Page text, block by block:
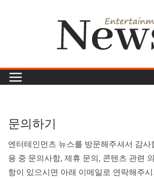
문의하기
엔터테인먼츠 뉴스를 방문해주셔서 감사
용 중 문의사항, 제휴 문의, 콘텐츠 관련
항이 있으시면 아래 이메일로 연락해주